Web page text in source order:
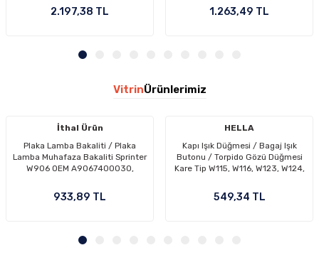
Sprinter W901-W904 OEM
A2122400418, A2122400818,
2202400518, 2202400218
2.197,38 TL
Sprinter W901-W904 OEM
A2122400418, A2122400818,
1.263,49 TL
VitrinÜrünlerimiz
İthal Ürün
Plaka Lamba Bakaliti / Plaka
Lamba Muhafaza Bakaliti Sprinter
W906 OEM A9067400030,
933,89 TL
HELLA
Kapı Işık Düğmesi / Bagaj Işık
Butonu / Torpido Gözü Düğmesi
Kare Tip W115, W116, W123, W124,
A2018202110, A2018201110,
2018202110, 2018201110
549,34 TL